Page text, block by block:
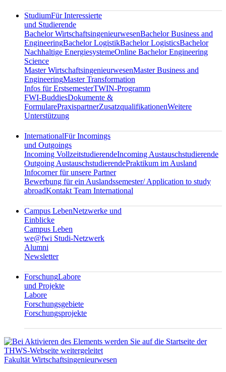
StudiumFür Interessierte
und Studierende
Bachelor WirtschaftsingenieurwesenBachelor Business and
EngineeringBachelor LogistikBachelor LogisticsBachelor
Nachhaltige EnergiesystemeOnline Bachelor Engineering
Science
Master WirtschaftsingenieurwesenMaster Business and
EngineeringMaster Transformation
Infos für ErstsemesterTWIN-Programm
FWI-BuddiesDokumente &
FormularePraxispartnerZusatzqualifikationenWeitere
Unterstützung
InternationalFür Incomings
und Outgoings
Incoming VollzeitstudierendeIncoming Austauschstudierende
Outgoing AustauschstudierendePraktikum im Ausland
Infocorner für unsere Partner
Bewerbung für ein Auslandssemester/ Application to study
abroadKontakt Team International
Campus LebenNetzwerke und
Einblicke
Campus Leben
we@fwi Studi-Netzwerk
Alumni
Newsletter
ForschungLabore
und Projekte
Labore
Forschungsgebiete
Forschungsprojekte
Fakultät Wirtschaftsingenieurwesen